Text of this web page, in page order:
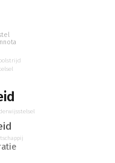
nadenken over
de positie en
De gesprekken
waaronder
op deze schets
van Van‑Kemenade
Tijdsbeelden
gaat over christen
van Lieshout.